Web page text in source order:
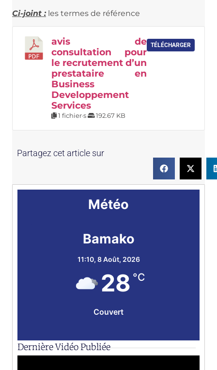
Ci-joint :les termes de référence
avis de
consultation pour
le recrutement d’un
prestataire en
Business
Developpement
Services
1 fichier·s 192.67 KB
TÉLÉCHARGER
Partagez cet article sur
Météo
Bamako
11:10, 8 Août, 2026
28 °C
Couvert
Dernière Vidéo Publiée